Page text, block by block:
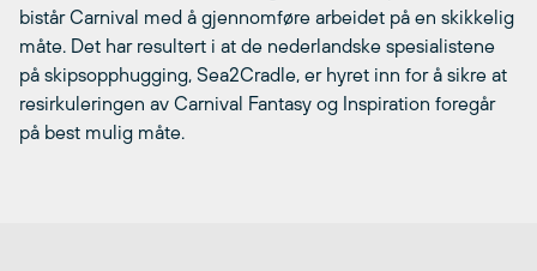
bistår Carnival med å gjennomføre arbeidet på en skikkelig
måte. Det har resultert i at de nederlandske spesialistene
på skipsopphugging, Sea2Cradle, er hyret inn for å sikre at
resirkuleringen av Carnival Fantasy og Inspiration foregår
på best mulig måte.